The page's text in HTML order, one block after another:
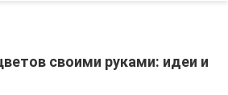
своими руками: идеи и